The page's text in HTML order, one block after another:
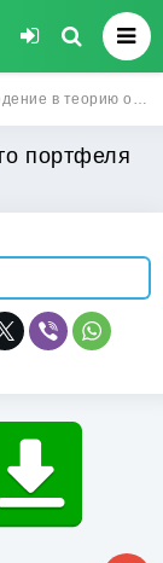
в теорию оптимального портфеля ценных бумаг
портфеля